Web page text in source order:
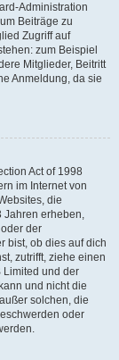
Administration
Beiträge zu
Zugriff auf
zum Beispiel
Mitglieder, Beitritt
Anmeldung, da sie
Act of 1998
im Internet von
die
Jahren erheben,
der
bist, ob dies auf dich
zutrifft, ziehe einen
Limited und der
und nicht die
solchen, die
oder